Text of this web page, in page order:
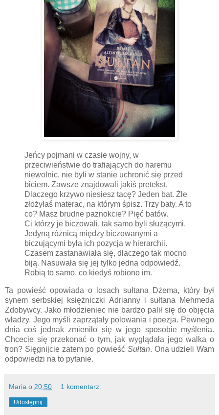
Jeńcy pojmani w czasie wojny, w
przeciwieństwie do trafiających do haremu
niewolnic, nie byli w stanie uchronić się przed
biciem. Zawsze znajdowali jakiś pretekst.
Dlaczego krzywo niesiesz tacę? Jeden bat. Źle
złożyłaś materac, na którym śpisz. Trzy baty. A to
co? Masz brudne paznokcie? Pięć batów.
Ci którzy je biczowali, tak samo byli służącymi.
Jedyną różnicą między biczowanymi a
biczującymi była ich pozycja w hierarchii.
Czasem zastanawiała się, dlaczego tak mocno
biją. Nasuwała się jej tylko jedna odpowiedź.
Robią to samo, co kiedyś robiono im.
Ta powieść opowiada o losach sułtana Dżema, który był
synem serbskiej księżniczki Adrianny i sułtana Mehmeda
Zdobywcy. Jako młodzieniec nie bardzo palił się do objęcia
władzy. Jego myśli zaprzątały polowania i poezja. Pewnego
dnia coś jednak zmieniło się w jego sposobie myślenia.
Chcecie się przekonać o tym, jak wyglądała jego walka o
tron? Sięgnijcie zatem po powieść Sułtan. Ona udzieli Wam
odpowiedzi na to pytanie.
Maria o 20:50 1 komentarz:
Udostępnij